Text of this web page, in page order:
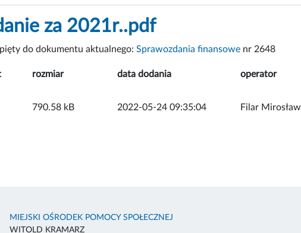
za 2021r..pdf
do dokumentu aktualnego: Sprawozdania finansowe nr 2648
rozmiar data dodania operator
790.58 kB 2022-05-24 09:35:04 Filar Mirosław
MIEJSKI OŚRODEK POMOCY SPOŁECZNEJ
WITOLD KRAMARZ